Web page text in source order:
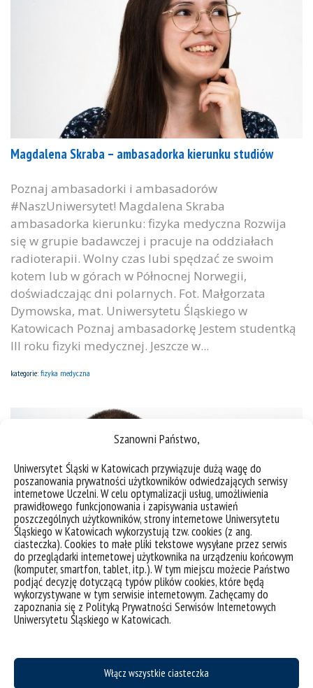
Szanowni Państwo,
Uniwersytet Śląski w Katowicach przywiązuje dużą wagę do
poszanowania prywatności użytkowników odwiedzających serwisy
internetowe Uczelni. W celu optymalizacji usług, umożliwienia
prawidłowego funkcjonowania i zapisywania ustawień
poszczególnych użytkowników, strony internetowe Uniwersytetu
Śląskiego w Katowicach wykorzystują tzw. cookies (z ang.
ciasteczka). Cookies to małe pliki tekstowe wysyłane przez serwis
do przeglądarki internetowej użytkownika na urządzeniu końcowym
(komputer, smartfon, tablet, itp.). W tym miejscu możecie Państwo
podjąć decyzję dotyczącą typów plików cookies, które będą
wykorzystywane w tym serwisie internetowym. Zachęcamy do
zapoznania się z Polityką Prywatności Serwisów Internetowych
Uniwersytetu Śląskiego w Katowicach.
Włącz wszystkie ciasteczka
Magdalena Skraba – ambasadorka kierunku studiów
Poznaj ambasadorki i ambasadorów
#NaszUniwersytet! Magdalena Skraba
ambasadorka kierunku: fizyka medyczna Rozwija
się w grupie badawczej i pracuje na oddziałach
radioterapii. Wolny czas lubi spędzać ze swoim
kotem lub w górach w Północnej Norwegii,
doświadczając dni polarnych. Fot. Małgorzata
Dymowska, mat. Uniwersytetu Śląskiego w
Katowicach Poznaj ambasadorkę Jestem studentką
III roku fizyki medycznej. Jeszcze w...
kategorie: fizyka medyczna
Armand Cholewka – ambasador kierunku studiów
Cholewka ambasador kierunku: fizyka medyczna